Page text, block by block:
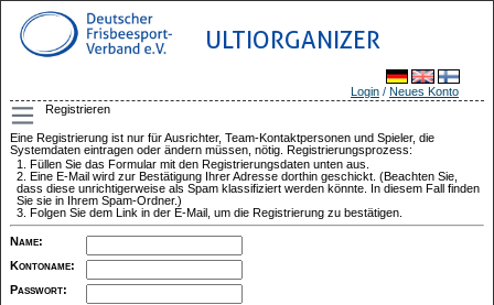
ULTIORGANIZER
Login / Neues Konto
Registrieren
Eine Registrierung ist nur für Ausrichter, Team-Kontaktpersonen und Spieler, die
Systemdaten eintragen oder ändern müssen, nötig. Registrierungsprozess:
Füllen Sie das Formular mit den Registrierungsdaten unten aus.
Eine E-Mail wird zur Bestätigung Ihrer Adresse dorthin geschickt. (Beachten Sie,
dass diese unrichtigerweise als Spam klassifiziert werden könnte. In diesem Fall finden
Sie sie in Ihrem Spam-Ordner.)
Folgen Sie dem Link in der E-Mail, um die Registrierung zu bestätigen.
Name:
Kontoname:
Passwort: